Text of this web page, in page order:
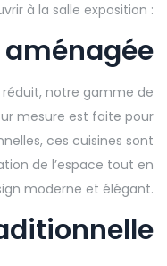
à la salle exposition :
réduit, notre gamme de
mesure est faite pour
ces cuisines sont
de l’espace tout en
moderne et élégant.